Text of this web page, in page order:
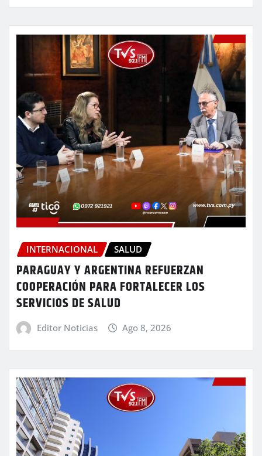
INTERNACIONAL SALUD
PARAGUAY Y ARGENTINA REFUERZAN
COOPERACIÓN PARA FORTALECER LOS
SERVICIOS DE SALUD
Editor Noticias Ago 8, 2026